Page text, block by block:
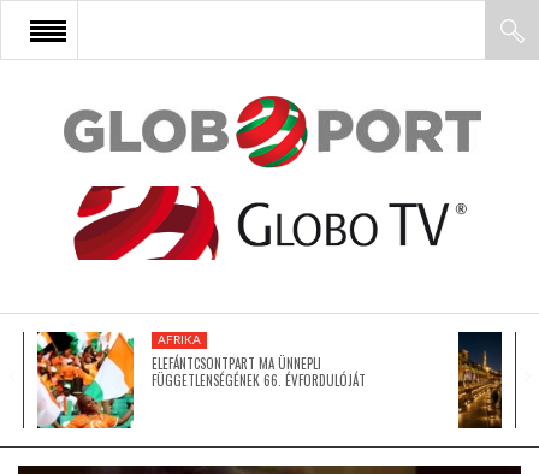
FŐOLDAL
AFRIKA
ÁZSIA
AFRIKA
ELEFÁNTCSONTPART MA ÜNNEPLI
FÜGGETLENSÉGÉNEK 66. ÉVFORDULÓJÁT